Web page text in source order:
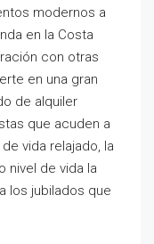
modernos a
en la Costa
con otras
en una gran
de alquiler
que acuden a
vida relajado, la
nivel de vida la
los jubilados que